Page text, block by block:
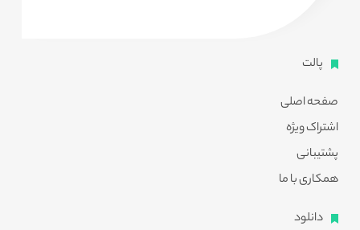
پالت
صفحه اصلی
اشتراک ویژه
پشتیبانی
همکاری با ما
دانلود